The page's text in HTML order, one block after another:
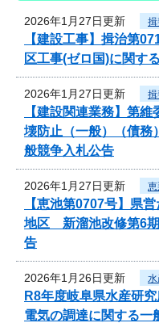
2026年1月27日更新
【建設工事】揖治第
区工事(ゼロ国)に関す
2026年1月27日更新
【建設関連業務】第
壊防止（一般）（債務
般競争入札公告
2026年1月27日更新
【恵池第0707号】県
地区 新溜池改修第6
告
2026年1月26日更新
R8年度岐阜県水産研
電気の調達に関する一